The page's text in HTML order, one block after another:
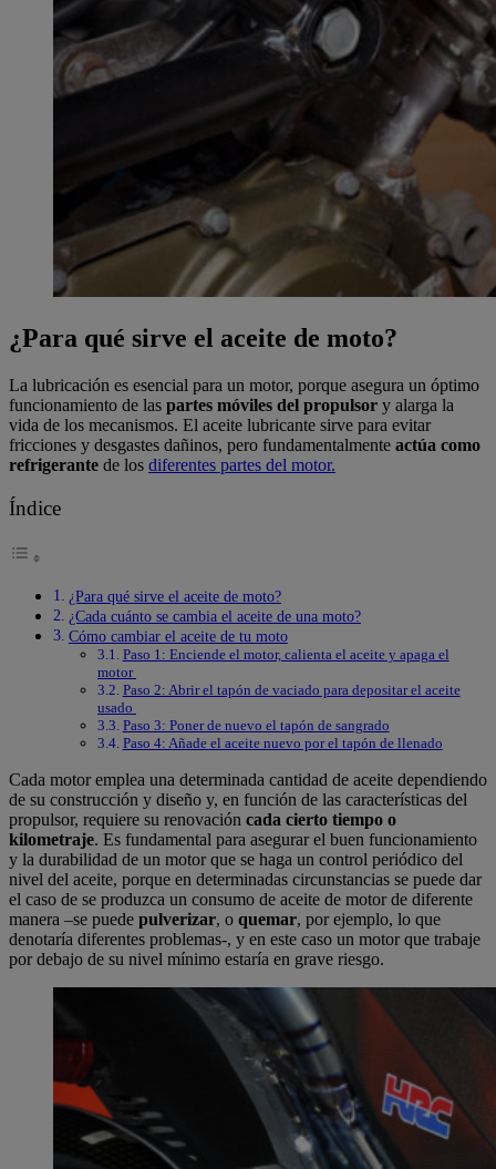
¿Para qué sirve el aceite de moto?
La lubricación es esencial para un motor, porque asegura un óptimo
funcionamiento de las partes móviles del propulsor y alarga la
vida de los mecanismos. El aceite lubricante sirve para evitar
fricciones y desgastes dañinos, pero fundamentalmente actúa como
refrigerante de los diferentes partes del motor.
Índice
¿Para qué sirve el aceite de moto?
¿Cada cuánto se cambia el aceite de una moto?
Cómo cambiar el aceite de tu moto
Paso 1: Enciende el motor, calienta el aceite y apaga el
motor
Paso 2: Abrir el tapón de vaciado para depositar el aceite
usado
Paso 3: Poner de nuevo el tapón de sangrado
Paso 4: Añade el aceite nuevo por el tapón de llenado
Cada motor emplea una determinada cantidad de aceite dependiendo
de su construcción y diseño y, en función de las características del
propulsor, requiere su renovación cada cierto tiempo o
kilometraje. Es fundamental para asegurar el buen funcionamiento
y la durabilidad de un motor que se haga un control periódico del
nivel del aceite, porque en determinadas circunstancias se puede dar
el caso de se produzca un consumo de aceite de motor de diferente
manera –se puede pulverizar, o quemar, por ejemplo, lo que
denotaría diferentes problemas-, y en este caso un motor que trabaje
por debajo de su nivel mínimo estaría en grave riesgo.